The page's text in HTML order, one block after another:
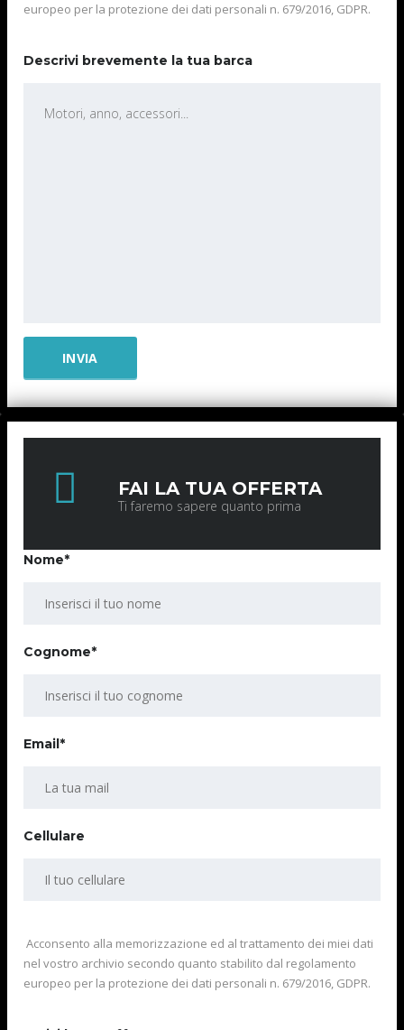
europeo per la protezione dei dati personali n. 679/2016, GDPR.
Descrivi brevemente la tua barca
FAI LA TUA OFFERTA
Ti faremo sapere quanto prima
Nome*
Cognome*
Email*
Cellulare
Acconsento alla memorizzazione ed al trattamento dei miei dati
nel vostro archivio secondo quanto stabilito dal regolamento
europeo per la protezione dei dati personali n. 679/2016, GDPR.